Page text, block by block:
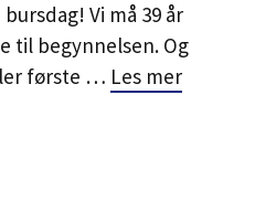
Vi må 39 år
til begynnelsen. Og
første … Les mer